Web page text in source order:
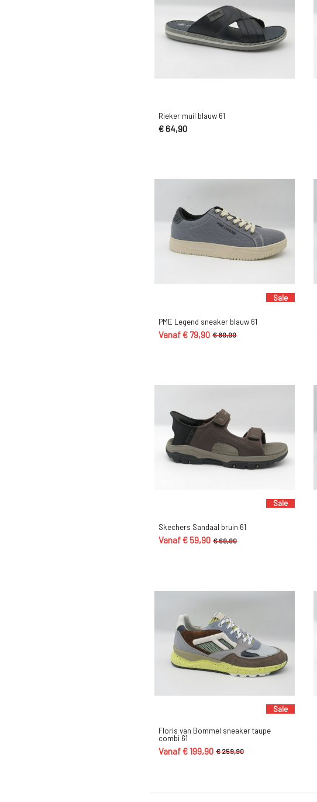
Rieker muil blauw 61
€ 64,90
Sale
PME Legend sneaker blauw 61
Vanaf € 79,90 € 89,90
Sale
Skechers Sandaal bruin 61
Vanaf € 59,90 € 69,90
Sale
Floris van Bommel sneaker taupe
combi 61
Vanaf € 199,90 € 259,90